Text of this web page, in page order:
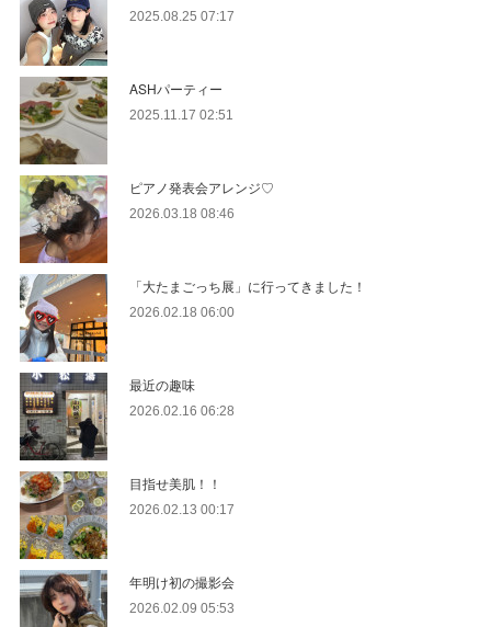
2025.08.25 07:17
ASHパーティー
2025.11.17 02:51
ピアノ発表会アレンジ♡
2026.03.18 08:46
「大たまごっち展」に行ってきました！
2026.02.18 06:00
最近の趣味
2026.02.16 06:28
目指せ美肌！！
2026.02.13 00:17
年明け初の撮影会
2026.02.09 05:53